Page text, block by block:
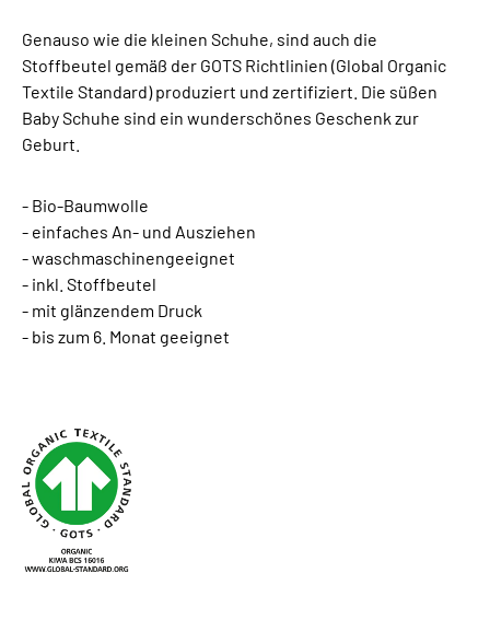
Genauso wie die kleinen Schuhe, sind auch die
Stoffbeutel gemäß der GOTS Richtlinien (Global Organic
Textile Standard) produziert und zertifiziert. Die süßen
Baby Schuhe sind ein wunderschönes Geschenk zur
Geburt.
- Bio-Baumwolle
- einfaches An- und Ausziehen
- waschmaschinengeeignet
- inkl. Stoffbeutel
- mit glänzendem Druck
- bis zum 6. Monat geeignet